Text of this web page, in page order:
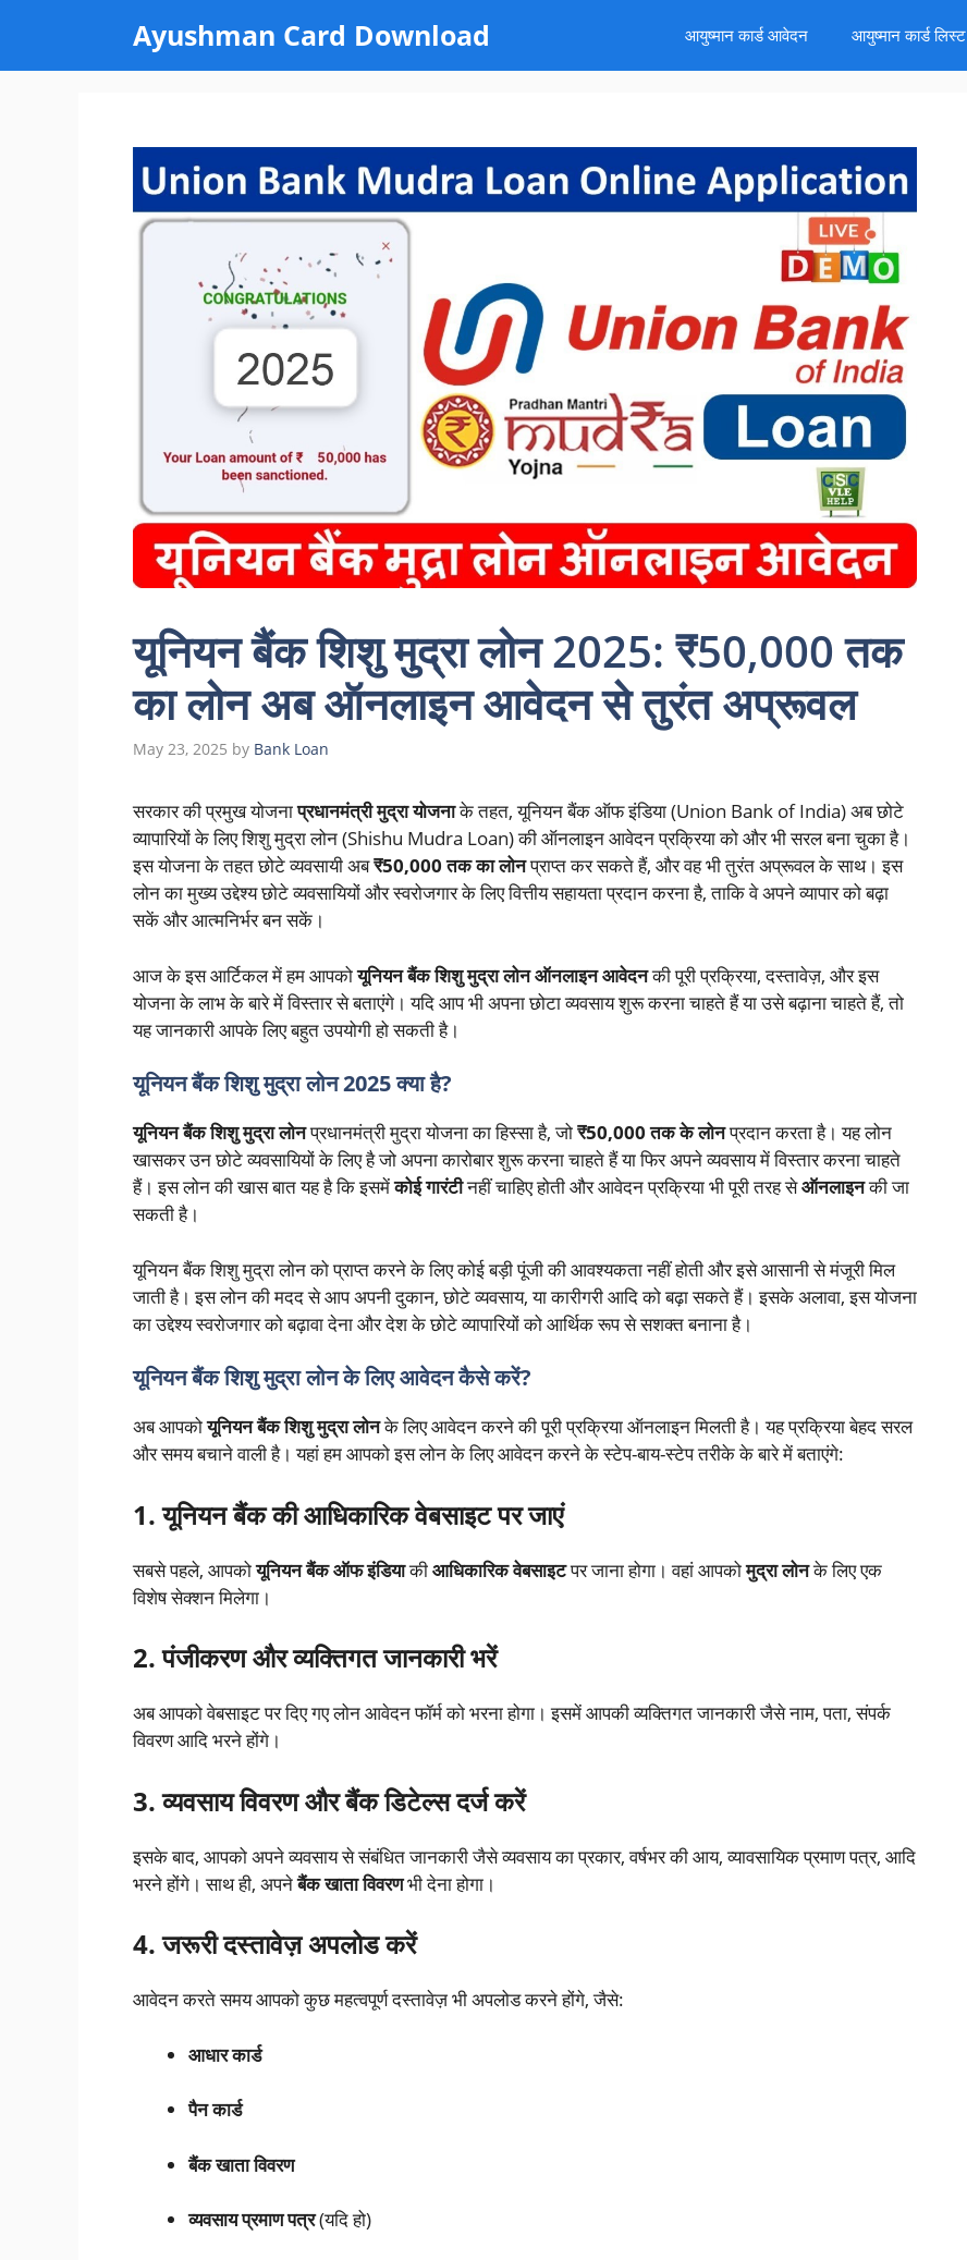
content
Ayushman Card Download आयुष्मान कार्ड आवेदन आयुष्मान कार्ड लिस्ट
यूनियन बैंक शिशु मुद्रा लोन 2025: ₹50,000 तक
का लोन अब ऑनलाइन आवेदन से तुरंत अप्रूवल
May 23, 2025 by Bank Loan
सरकार की प्रमुख योजनाप्रधानमंत्री मुद्रा योजनाके तहत, यूनियन बैंक ऑफ इंडिया (Union Bank of India) अब छोटे
व्यापारियों के लिए शिशु मुद्रा लोन (Shishu Mudra Loan) की ऑनलाइन आवेदन प्रक्रिया को और भी सरल बना चुका है।
इस योजना के तहत छोटे व्यवसायी अब₹50,000 तक का लोनप्राप्त कर सकते हैं, और वह भी तुरंत अप्रूवल के साथ। इस
लोन का मुख्य उद्देश्य छोटे व्यवसायियों और स्वरोजगार के लिए वित्तीय सहायता प्रदान करना है, ताकि वे अपने व्यापार को बढ़ा
सकें और आत्मनिर्भर बन सकें।
आज के इस आर्टिकल में हम आपकोयूनियन बैंक शिशु मुद्रा लोन ऑनलाइन आवेदनकी पूरी प्रक्रिया, दस्तावेज़, और इस
योजना के लाभ के बारे में विस्तार से बताएंगे। यदि आप भी अपना छोटा व्यवसाय शुरू करना चाहते हैं या उसे बढ़ाना चाहते हैं, तो
यह जानकारी आपके लिए बहुत उपयोगी हो सकती है।
यूनियन बैंक शिशु मुद्रा लोन 2025 क्या है?
यूनियन बैंक शिशु मुद्रा लोनप्रधानमंत्री मुद्रा योजना का हिस्सा है, जो₹50,000 तक के लोनप्रदान करता है। यह लोन
खासकर उन छोटे व्यवसायियों के लिए है जो अपना कारोबार शुरू करना चाहते हैं या फिर अपने व्यवसाय में विस्तार करना चाहते
हैं। इस लोन की खास बात यह है कि इसमेंकोई गारंटीनहीं चाहिए होती और आवेदन प्रक्रिया भी पूरी तरह सेऑनलाइनकी जा
सकती है।
यूनियन बैंक शिशु मुद्रा लोन को प्राप्त करने के लिए कोई बड़ी पूंजी की आवश्यकता नहीं होती और इसे आसानी से मंजूरी मिल
जाती है। इस लोन की मदद से आप अपनी दुकान, छोटे व्यवसाय, या कारीगरी आदि को बढ़ा सकते हैं। इसके अलावा, इस योजना
का उद्देश्य स्वरोजगार को बढ़ावा देना और देश के छोटे व्यापारियों को आर्थिक रूप से सशक्त बनाना है।
यूनियन बैंक शिशु मुद्रा लोन के लिए आवेदन कैसे करें?
अब आपकोयूनियन बैंक शिशु मुद्रा लोनके लिए आवेदन करने की पूरी प्रक्रिया ऑनलाइन मिलती है। यह प्रक्रिया बेहद सरल
और समय बचाने वाली है। यहां हम आपको इस लोन के लिए आवेदन करने के स्टेप-बाय-स्टेप तरीके के बारे में बताएंगे:
1. यूनियन बैंक की आधिकारिक वेबसाइट पर जाएं
सबसे पहले, आपकोयूनियन बैंक ऑफ इंडियाकीआधिकारिक वेबसाइटपर जाना होगा। वहां आपकोमुद्रा लोनके लिए एक
विशेष सेक्शन मिलेगा।
2. पंजीकरण और व्यक्तिगत जानकारी भरें
अब आपको वेबसाइट पर दिए गए लोन आवेदन फॉर्म को भरना होगा। इसमें आपकी व्यक्तिगत जानकारी जैसे नाम, पता, संपर्क
विवरण आदि भरने होंगे।
3. व्यवसाय विवरण और बैंक डिटेल्स दर्ज करें
इसके बाद, आपको अपने व्यवसाय से संबंधित जानकारी जैसे व्यवसाय का प्रकार, वर्षभर की आय, व्यावसायिक प्रमाण पत्र, आदि
भरने होंगे। साथ ही, अपनेबैंक खाता विवरणभी देना होगा।
4. जरूरी दस्तावेज़ अपलोड करें
आवेदन करते समय आपको कुछ महत्वपूर्ण दस्तावेज़ भी अपलोड करने होंगे, जैसे:
आधार कार्ड
पैन कार्ड
बैंक खाता विवरण
व्यवसाय प्रमाण पत्र(यदि हो)